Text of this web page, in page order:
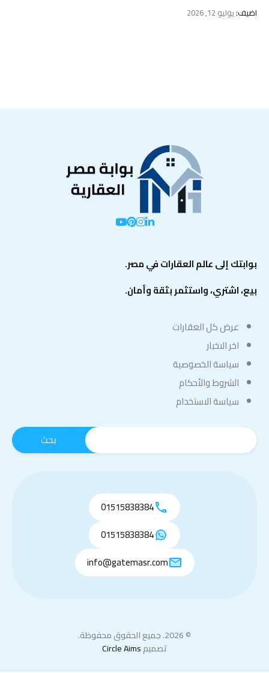
اضيف:يوليو 12, 2026
بوابتك إلى عالم العقارات في مصر.
بيع، اشتري، واستثمر بثقة وأمان.
عرض كل العقارات
اخر الاخبار
سياسة الخصوصية
الشروط والأحكام
سياسة الاستخدام
01515838384
01515838384
info@gatemasr.com
© 2026. جميع الحقوق محفوظة.
تصميمCircle Aims